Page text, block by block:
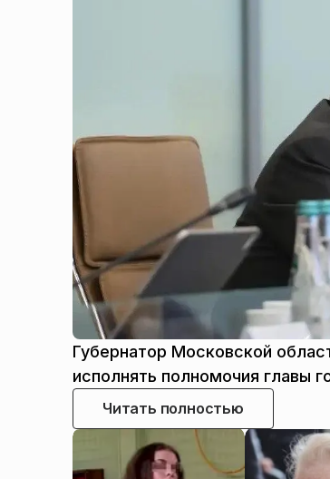
Губернатор Московской
исполнять полномочия главы
Читать полностью